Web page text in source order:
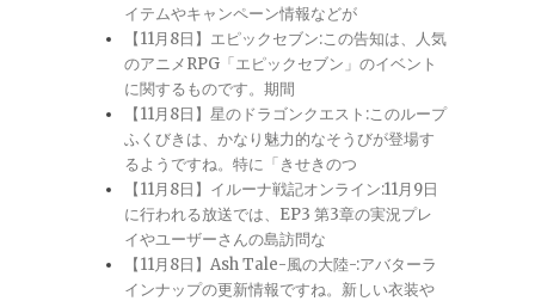
イテムやキャンペーン情報などが
【11月8日】エピックセブン:この告知は、人気
のアニメRPG「エピックセブン」のイベント
に関するものです。期間
【11月8日】星のドラゴンクエスト:このループ
ふくびきは、かなり魅力的なそうびが登場す
るようですね。特に「きせきのつ
【11月8日】イルーナ戦記オンライン:11月9日
に行われる放送では、EP3 第3章の実況プレ
イやユーザーさんの島訪問な
【11月8日】Ash Tale-風の大陸-:アバターラ
インナップの更新情報ですね。新しい衣装や